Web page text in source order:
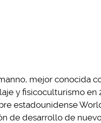
mejor conocida
y fisicoculturismo en
estadounidense
de desarrollo de